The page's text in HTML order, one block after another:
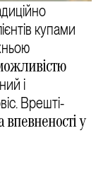
купами
і
Bрешті-
у